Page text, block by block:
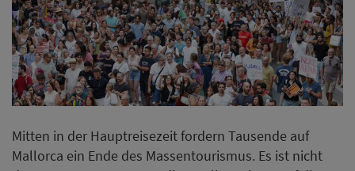
Mitten in der Hauptreisezeit fordern Tausende auf
Mallorca ein Ende des Massentourismus. Es ist nicht